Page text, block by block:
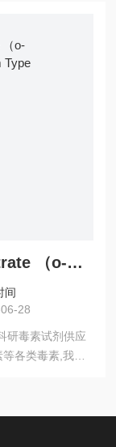
520SNAPtide® Peptide Substrate （o-Abz/Dnp） for Clostridium botulinum Type
间
28
研毒素试剂供应
各类毒素,我公